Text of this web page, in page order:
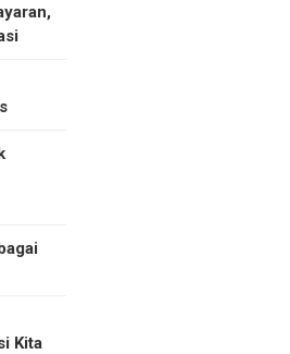
Kita